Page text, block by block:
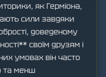
як Герміона,
сили завдяки
доведеному
своїм друзям і
умовах він часто
та менш